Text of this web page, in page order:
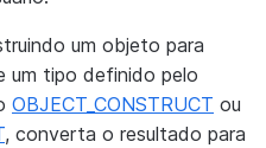
um objeto para
um tipo definido pelo
OBJECT_CONSTRUCT ou
, converta o resultado para